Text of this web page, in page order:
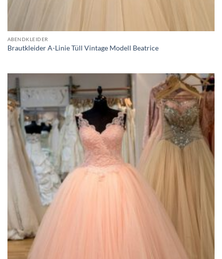
ABENDKLEIDER
Brautkleider A-Linie Tüll Vintage Modell Beatrice